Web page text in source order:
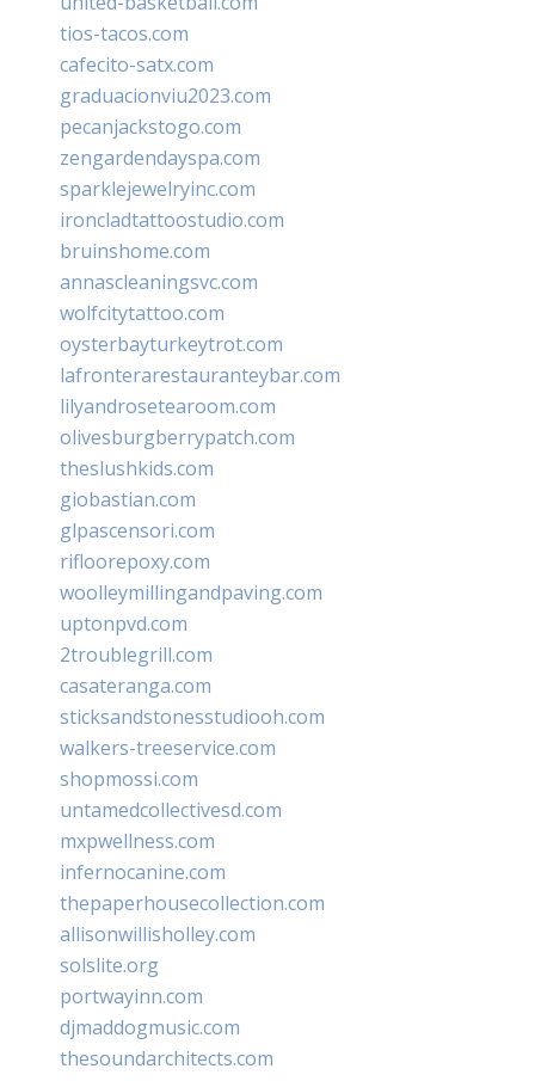
tios-tacos.com
cafecito-satx.com
graduacionviu2023.com
pecanjackstogo.com
zengardendayspa.com
sparklejewelryinc.com
ironcladtattoostudio.com
bruinshome.com
annascleaningsvc.com
wolfcitytattoo.com
oysterbayturkeytrot.com
lafronterarestauranteybar.com
lilyandrosetearoom.com
olivesburgberrypatch.com
theslushkids.com
giobastian.com
glpascensori.com
rifloorepoxy.com
woolleymillingandpaving.com
uptonpvd.com
2troublegrill.com
casateranga.com
sticksandstonesstudiooh.com
walkers-treeservice.com
shopmossi.com
untamedcollectivesd.com
mxpwellness.com
infernocanine.com
thepaperhousecollection.com
allisonwillisholley.com
solslite.org
portwayinn.com
djmaddogmusic.com
thesoundarchitects.com